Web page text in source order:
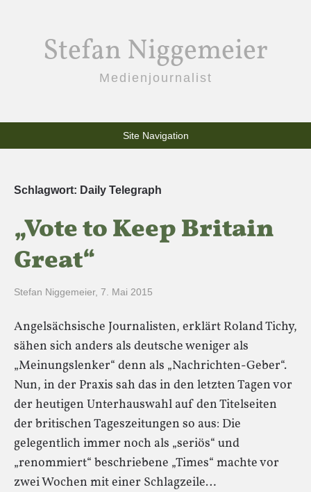
Stefan Niggemeier
Medienjournalist
Site Navigation
Schlagwort: Daily Telegraph
„Vote to Keep Britain
Great“
Stefan Niggemeier, 7. Mai 2015
Angelsächsische Journalisten, erklärt Roland Tichy,
sähen sich anders als deutsche weniger als
„Meinungslenker“ denn als „Nachrichten-Geber“.
Nun, in der Praxis sah das in den letzten Tagen vor
der heutigen Unterhauswahl auf den Titelseiten
der britischen Tageszeitungen so aus: Die
gelegentlich immer noch als „seriös“ und
„renommiert“ beschriebene „Times“ machte vor
zwei Wochen mit einer Schlagzeile…